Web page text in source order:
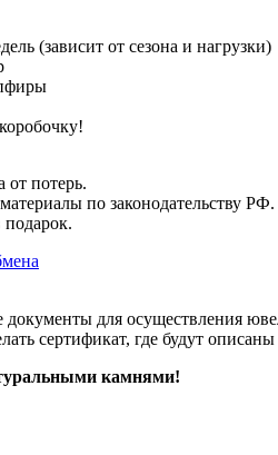
(зависит от сезона и нагрузки)
от потерь.
по законодательству РФ.
подарок.
для осуществления
сертификат, где будут описаны
камнями!